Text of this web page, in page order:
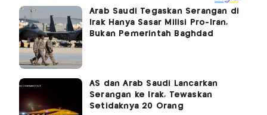
Arab Saudi Tegaskan Serangan di
Irak Hanya Sasar Milisi Pro-Iran,
Bukan Pemerintah Baghdad
AS dan Arab Saudi Lancarkan
Serangan ke Irak, Tewaskan
Setidaknya 20 Orang